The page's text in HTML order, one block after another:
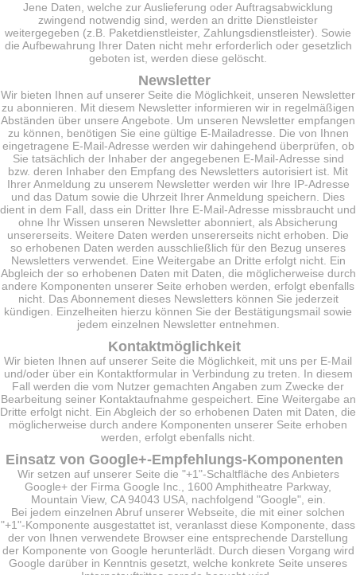
Jene Daten, welche zur Auslieferung oder Auftragsabwicklung
zwingend notwendig sind, werden an dritte Dienstleister
weitergegeben (z.B. Paketdienstleister, Zahlungsdienstleister). Sowie
die Aufbewahrung Ihrer Daten nicht mehr erforderlich oder gesetzlich
geboten ist, werden diese gelöscht.
Newsletter
Wir bieten Ihnen auf unserer Seite die Möglichkeit, unseren Newsletter
zu abonnieren. Mit diesem Newsletter informieren wir in regelmäßigen
Abständen über unsere Angebote. Um unseren Newsletter empfangen
zu können, benötigen Sie eine gültige E-Mailadresse. Die von Ihnen
eingetragene E-Mail-Adresse werden wir dahingehend überprüfen, ob
Sie tatsächlich der Inhaber der angegebenen E-Mail-Adresse sind
bzw. deren Inhaber den Empfang des Newsletters autorisiert ist. Mit
Ihrer Anmeldung zu unserem Newsletter werden wir Ihre IP-Adresse
und das Datum sowie die Uhrzeit Ihrer Anmeldung speichern. Dies
dient in dem Fall, dass ein Dritter Ihre E-Mail-Adresse missbraucht und
ohne Ihr Wissen unseren Newsletter abonniert, als Absicherung
unsererseits. Weitere Daten werden unsererseits nicht erhoben. Die
so erhobenen Daten werden ausschließlich für den Bezug unseres
Newsletters verwendet. Eine Weitergabe an Dritte erfolgt nicht. Ein
Abgleich der so erhobenen Daten mit Daten, die möglicherweise durch
andere Komponenten unserer Seite erhoben werden, erfolgt ebenfalls
nicht. Das Abonnement dieses Newsletters können Sie jederzeit
kündigen. Einzelheiten hierzu können Sie der Bestätigungsmail sowie
jedem einzelnen Newsletter entnehmen.
Kontaktmöglichkeit
Wir bieten Ihnen auf unserer Seite die Möglichkeit, mit uns per E-Mail
und/oder über ein Kontaktformular in Verbindung zu treten. In diesem
Fall werden die vom Nutzer gemachten Angaben zum Zwecke der
Bearbeitung seiner Kontaktaufnahme gespeichert. Eine Weitergabe an
Dritte erfolgt nicht. Ein Abgleich der so erhobenen Daten mit Daten, die
möglicherweise durch andere Komponenten unserer Seite erhoben
werden, erfolgt ebenfalls nicht.
Einsatz von Google+-Empfehlungs-Komponenten
Wir setzen auf unserer Seite die "+1"-Schaltfläche des Anbieters
Google+ der Firma Google Inc., 1600 Amphitheatre Parkway,
Mountain View, CA 94043 USA, nachfolgend "Google", ein.
Bei jedem einzelnen Abruf unserer Webseite, die mit einer solchen
"+1"-Komponente ausgestattet ist, veranlasst diese Komponente, dass
der von Ihnen verwendete Browser eine entsprechende Darstellung
der Komponente von Google herunterlädt. Durch diesen Vorgang wird
Google darüber in Kenntnis gesetzt, welche konkrete Seite unseres